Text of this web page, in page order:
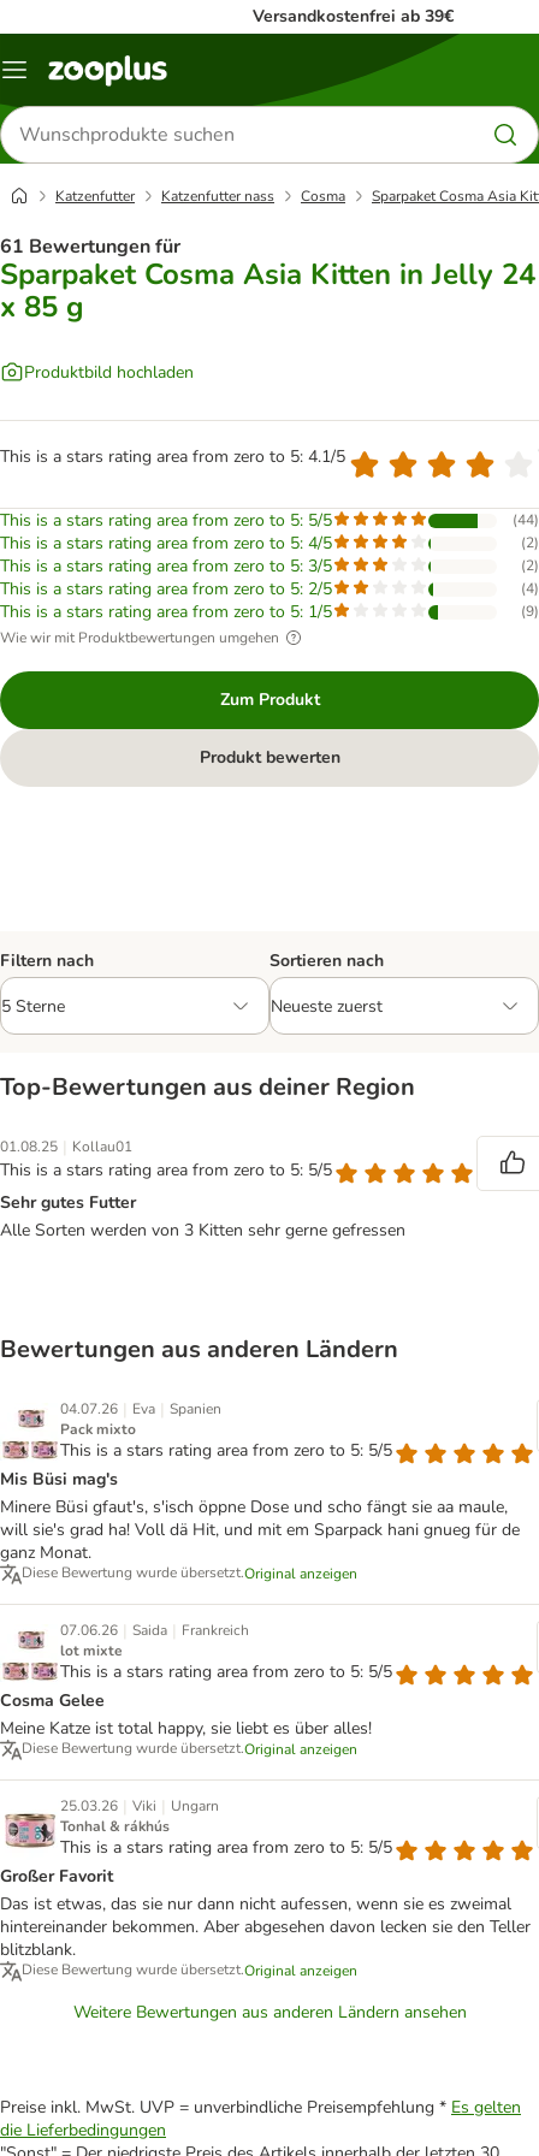
Versandkostenfrei ab 39€
Menü
Produkte
suchen
Katzenfutter Katzenfutter nass Cosma Sparpaket Cosma Asia
61 Bewertungen für
Sparpaket Cosma Asia Kitten in Jelly 24
x 85 g
Produktbild hochladen
This is a stars rating area from zero to 5: 4.1/5
This is a stars rating area from zero to 5: 5/5 (44)
This is a stars rating area from zero to 5: 4/5 (2)
This is a stars rating area from zero to 5: 3/5 (2)
This is a stars rating area from zero to 5: 2/5 (4)
This is a stars rating area from zero to 5: 1/5 (9)
Wie wir mit Produktbewertungen umgehen
Zum Produkt
Produkt bewerten
Filtern nach Sortieren nach
Top‑Bewertungen aus deiner Region
01.08.25 | Kollau01
This is a stars rating area from zero to 5: 5/5
Sehr gutes Futter
Alle Sorten werden von 3 Kitten sehr gerne gefressen
Bewertungen aus anderen Ländern
04.07.26 | Eva | Spanien
Pack mixto
This is a stars rating area from zero to 5: 5/5
Mis Büsi mag's
Minere Büsi gfaut's, s'isch öppne Dose und scho fängt sie aa maule,
will sie's grad ha! Voll dä Hit, und mit em Sparpack hani gnueg für de
ganz Monat.
Diese Bewertung wurde übersetzt.Original anzeigen
07.06.26 | Saida | Frankreich
lot mixte
This is a stars rating area from zero to 5: 5/5
Cosma Gelee
Meine Katze ist total happy, sie liebt es über alles!
Diese Bewertung wurde übersetzt.Original anzeigen
25.03.26 | Viki | Ungarn
Tonhal & rákhús
This is a stars rating area from zero to 5: 5/5
Großer Favorit
Das ist etwas, das sie nur dann nicht aufessen, wenn sie es zweimal
hintereinander bekommen. Aber abgesehen davon lecken sie den Teller
blitzblank.
Diese Bewertung wurde übersetzt.Original anzeigen
Weitere Bewertungen aus anderen Ländern ansehen
Preise inkl. MwSt. UVP = unverbindliche Preisempfehlung * Es gelten
die Lieferbedingungen